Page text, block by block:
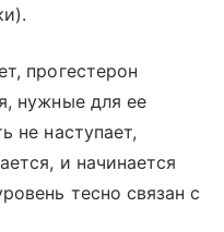
прогестерон
нужные для ее
не наступает,
и начинается
тесно связан с